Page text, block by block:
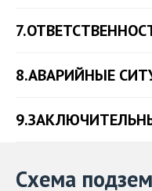
8.АВАРИЙНЫЕ
Схема